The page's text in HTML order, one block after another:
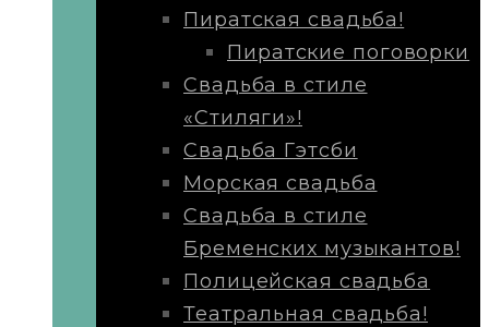
Пиратская свадьба!
Пиратские поговорки
Свадьба в стиле
«Стиляги»!
Свадьба Гэтсби
Морская свадьба
Свадьба в стиле
Бременских музыкантов!
Полицейская свадьба
Театральная свадьба!